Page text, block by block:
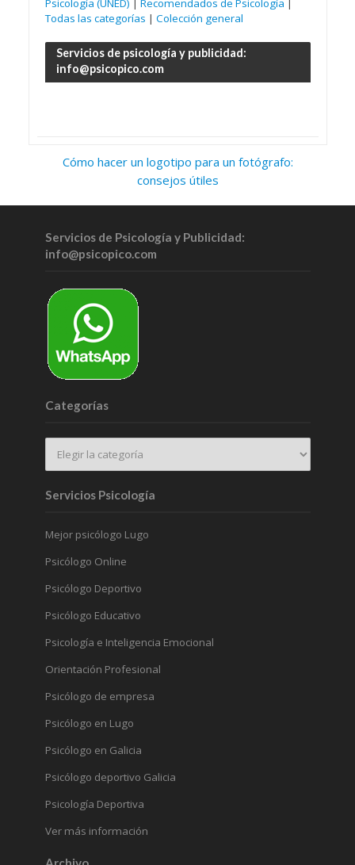
Psicología (UNED) | Recomendados de Psicología |
Todas las categorías | Colección general
Servicios de psicología y publicidad:
info@psicopico.com
Cómo hacer un logotipo para un fotógrafo:
consejos útiles
Servicios de Psicología y Publicidad:
info@psicopico.com
Categorías
Servicios Psicología
Mejor psicólogo Lugo
Psicólogo Online
Psicólogo Deportivo
Psicólogo Educativo
Psicología e Inteligencia Emocional
Orientación Profesional
Psicólogo de empresa
Psicólogo en Lugo
Psicólogo en Galicia
Psicólogo deportivo Galicia
Psicología Deportiva
Ver más información